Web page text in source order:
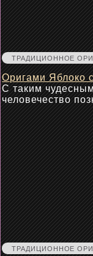
ТРАДИЦИОННОЕ
Оригами Яблоко
С таким
человечество
ТРАДИЦИОННОЕ